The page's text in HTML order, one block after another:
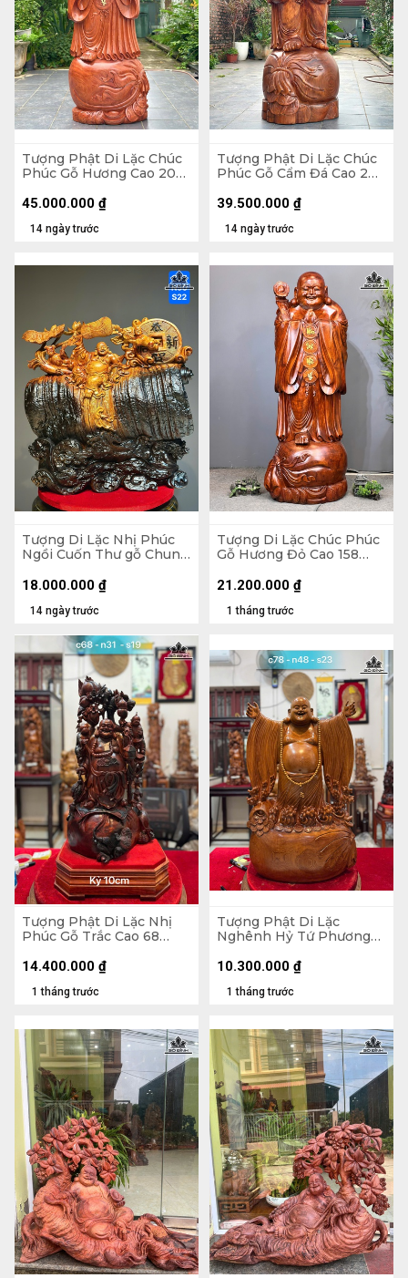
Tượng Phật Di Lặc Chúc
Phúc Gỗ Hương Cao 200
14 ngày trước
45.000.000 ₫
Tượng Phật Di Lặc Chúc
Phúc Gỗ Cẩm Đá Cao 200
14 ngày trước
39.500.000 ₫
Tượng Di Lặc Nhị Phúc
Ngồi Cuốn Thư gỗ Chun
50 Sâu 22 (cm)
14 ngày trước
18.000.000 ₫
Tượng Di Lặc Chúc Phúc
Gỗ Hương Đỏ Cao 158
1 tháng trước
21.200.000 ₫
Tượng Phật Di Lặc Nhị
Phúc Gỗ Trắc Cao 68
1 tháng trước
14.400.000 ₫
Tượng Phật Di Lặc
Nghênh Hỷ Tứ Phương
Ngang 46 Sâu 23 (cm)
1 tháng trước
10.300.000 ₫